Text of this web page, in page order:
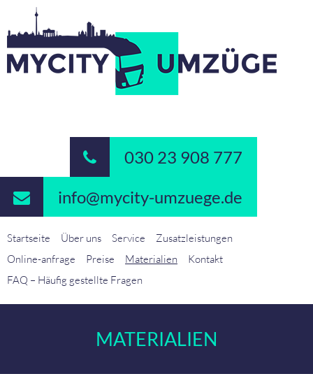
030 23 908 777
info@mycity-umzuege.de
Startseite Über uns Service
Zusatzleistungen
Online-anfrage
Preise Materialien
Kontakt
FAQ – Häufig gestellte Fragen
MATERIALIEN